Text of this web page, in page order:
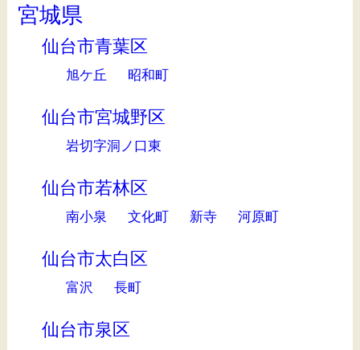
宮城県
仙台市青葉区
旭ケ丘 昭和町
仙台市宮城野区
岩切字洞ノ口東
仙台市若林区
南小泉 文化町 新寺 河原町
仙台市太白区
富沢 長町
仙台市泉区